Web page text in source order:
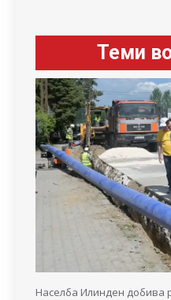
Теми
Населба Илинден добива